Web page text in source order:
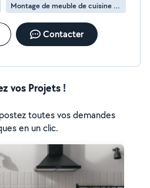
Montage de meuble de cuisine en kit
Contacter
vos Projets !
toutes vos demandes
en un clic.